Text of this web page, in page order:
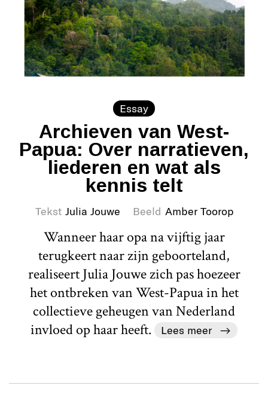
Essay
Archieven van West-
Papua: Over narratieven,
liederen en wat als
kennis telt
Tekst Julia Jouwe Beeld Amber Toorop
Wanneer haar opa na vijftig jaar
terugkeert naar zijn geboorteland,
realiseert Julia Jouwe zich pas hoezeer
het ontbreken van West-Papua in het
collectieve geheugen van Nederland
invloed op haar heeft.
Lees meer